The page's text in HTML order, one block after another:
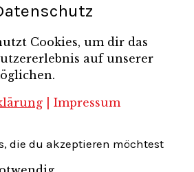
Cookies, um dir das
auf unserer
Impressum
die du akzeptieren möchtest